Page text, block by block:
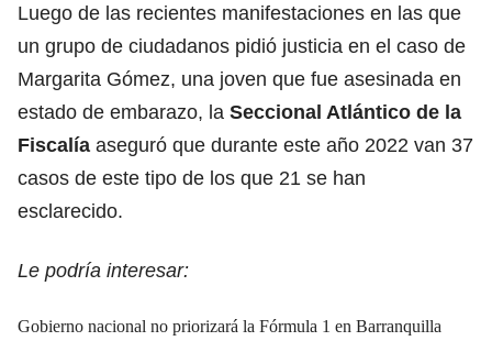
Luego de las recientes manifestaciones en las que
un grupo de ciudadanos pidió justicia en el caso de
Margarita Gómez, una joven que fue asesinada en
estado de embarazo, la Seccional Atlántico de la
Fiscalía aseguró que durante este año 2022 van 37
casos de este tipo de los que 21 se han
esclarecido.
Le podría interesar:
Gobierno nacional no priorizará la Fórmula 1 en Barranquilla